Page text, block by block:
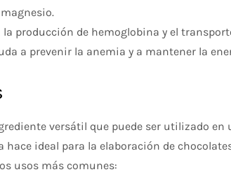
producción de hemoglobina y el
a prevenir la anemia y a mantener la
versátil que puede ser utilizado en
hace ideal para la elaboración de
usos más comunes: